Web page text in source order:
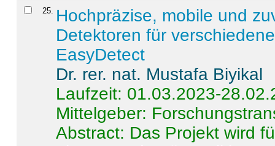
25. Hochpräzise, mobile und
Detektoren für
EasyDetect
Dr. rer. nat. Mustafa Biyikal
Laufzeit: 01.03.2023-
Mittelgeber:
Abstract: Das Projekt wird